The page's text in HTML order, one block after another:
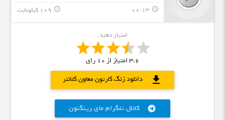
query_builder
00:13 109 کیلوبایت info_outline
امتیاز دهید:
3.6امتیاز از10 رای
دانلود زنگ کارتون معاون کلانتر
download
کانال تلگرام مای رینگتون telegram